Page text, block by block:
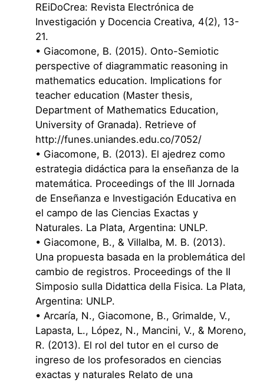
REiDoCrea: Revista Electrónica de
Investigación y Docencia Creativa, 4(2), 13-
21.
• Giacomone, B. (2015). Onto-Semiotic
perspective of diagrammatic reasoning in
mathematics education. Implications for
teacher education (Master thesis,
Department of Mathematics Education,
University of Granada). Retrieve of
http://funes.uniandes.edu.co/7052/
• Giacomone, B. (2013). El ajedrez como
estrategia didáctica para la enseñanza de la
matemática. Proceedings of the III Jornada
de Enseñanza e Investigación Educativa en
el campo de las Ciencias Exactas y
Naturales. La Plata, Argentina: UNLP.
• Giacomone, B., & Villalba, M. B. (2013).
Una propuesta basada en la problemática del
cambio de registros. Proceedings of the II
Simposio sulla Didattica della Fisica. La Plata,
Argentina: UNLP.
• Arcaría, N., Giacomone, B., Grimalde, V.,
Lapasta, L., López, N., Mancini, V., & Moreno,
R. (2013). El rol del tutor en el curso de
ingreso de los profesorados en ciencias
exactas y naturales Relato de una